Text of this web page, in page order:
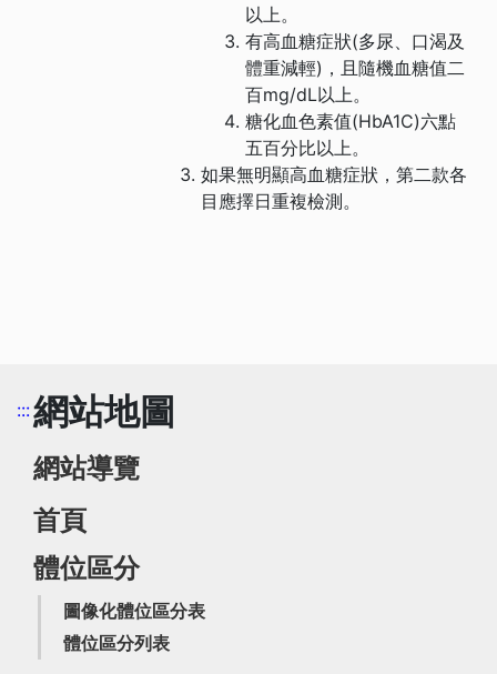
以上。
有高血糖症狀(多尿、口渴及
體重減輕)，且隨機血糖值二
百mg/dL以上。
糖化血色素值(HbA1C)六點
五百分比以上。
如果無明顯高血糖症狀，第二款各
目應擇日重複檢測。
:::網站地圖
網站導覽
首頁
體位區分
圖像化體位區分表
體位區分列表